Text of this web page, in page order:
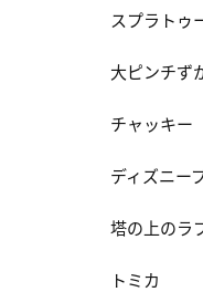
スプラトゥ
大ピンチず
チャッキー
ディズニー
塔の上のラ
トミカ